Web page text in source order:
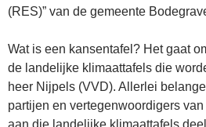
(RES)” van de gemeente
Wat is een kansentafel? Het gaat
de landelijke klimaattafels die
heer Nijpels (VVD). Allerlei
partijen en vertegenwoordigers
aan die landelijke klimaattafels